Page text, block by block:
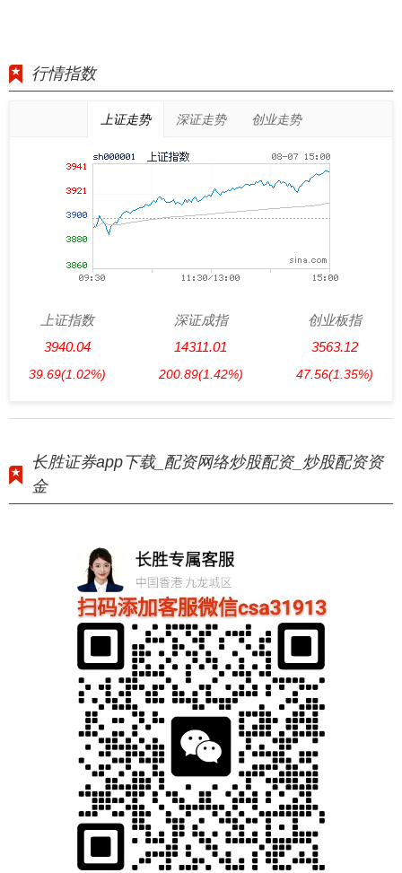
行情指数
上证走势 深证走势 创业走势
上证指数
3940.04
39.69(1.02%)
深证成指
14311.01
200.89(1.42%)
创业板指
3563.12
47.56(1.35%)
长胜证券app下载_配资网络炒股配资_炒股配资资
金